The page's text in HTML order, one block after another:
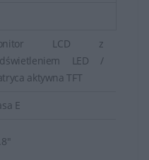
LCD z
LED /
aktywna TFT
E